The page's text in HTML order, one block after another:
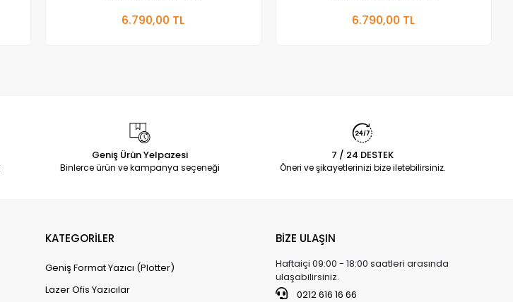
6.790,00 TL 6.790,00 TL
Geniş Ürün Yelpazesi
Binlerce ürün ve kampanya seçeneği
7 / 24 DESTEK
Öneri ve şikayetlerinizi bize iletebilirsiniz.
KATEGORİLER
Geniş Format Yazıcı (Plotter)
Lazer Ofis Yazıcılar
BİZE ULAŞIN
Haftaiçi 09:00 - 18:00 saatleri arasında
ulaşabilirsiniz.
0212 616 16 66